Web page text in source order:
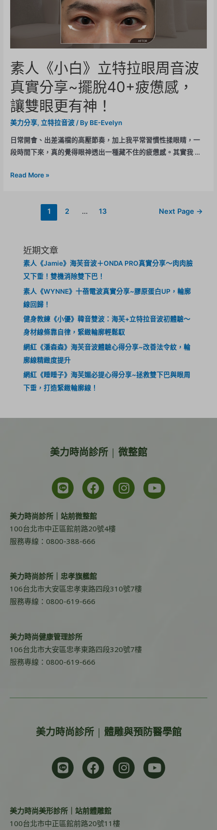
素人《小白》立特拉眼周音波
真實分享~擺脫40+疲憊感，
讓雙眼更有神！
美力分享, 立特拉音波 / By BE-Evelyn
日常開會、出差滿檔的高壓節奏，加上我平常習慣性揉眼睛，一
段時間下來，真的覺得眼神透出一種藏不住的疲憊感。其實我 …
Read More »
1 2 ... 13 Next Page →
近期文章
素人《Jamie》海芙音波＋ONDA PRO真實分享～肉肉臉
又下垂！雙機消除雙下巴！
素人《WYNNE》十蓓電波真實分享~膠原蛋白UP，輪廓
線回歸！
健身教練《小優》韓音雙波：海芙+立特拉音波初體驗～
身材線條靠自律，緊緻輪廓輕鬆馭
網紅《潘森森》海芙音波體驗心得分享~改善法令紋，輪
廓線精緻度提升
網紅《睡睡子》海芙媚必提心得分享~拯救雙下巴與眼周
下垂，打造緊緻輪廓線！
美力時尚診所 | 微整館
美力時尚診所｜站前微整館
100台北市中正區館前路20號4樓
服務專線：0800-388-666
美力時尚診所｜忠孝旗艦館
106台北市大安區忠孝東路四段310號7樓
服務專線：0800-619-666
美力時尚健康管理診所
106台北市大安區忠孝東路四段320號7樓
服務專線：0800-619-666
美力時尚診所 | 體雕與預防醫學館
美力時尚美形診所｜站前體雕館
100台北市中正區館前路20號11樓